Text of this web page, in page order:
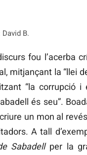
B.
fou l’acerba
mitjançant la “llei
“la corrupció i
és seu”.
un mon al
A tall
Sabadellper la